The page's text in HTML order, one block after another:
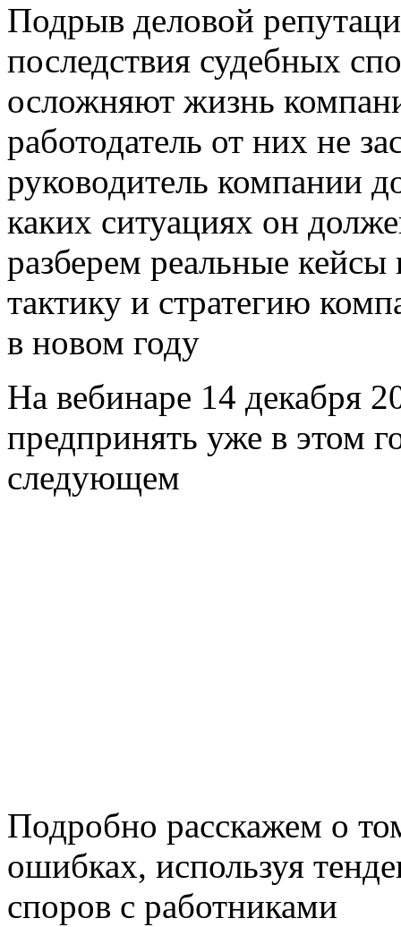
Подрыв деловой
последствия судебных
осложняют жизнь
работодатель от них не
руководитель компании
каких ситуациях он
разберем реальные
тактику и стратегию
в новом году
На вебинаре 14 декабря
предпринять уже в этом
следующем
Подробно расскажем о
ошибках, используя
споров с работниками